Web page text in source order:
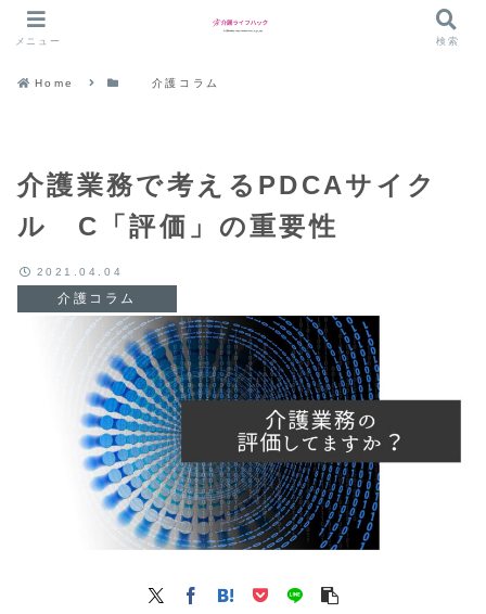
Home 介護コラム
介護業務で考えるPDCAサイク
ル C「評価」の重要性
介護コラム
2021.04.04
メニュー 検索